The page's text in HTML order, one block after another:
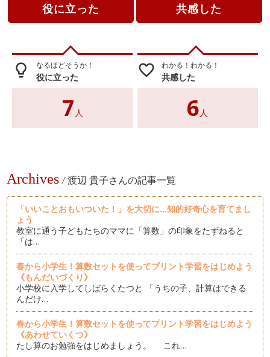
役に立った 共感した
lightbulb_outline なるほどそうか！
役に立った
7 人
favorite_border わかる！わかる！
共感した
6 人
Archives / 渡辺 貴子さんの記事一覧
「いいことおもいついた！」を大切に...知的好奇心を育てまし
ょう
教室に通う子どもたちのママに「算数」の印象をたずねると
「は…
春から小学生！算数セットを使ってプリント学習をはじめよう
《もんだいづくり》
小学校に入学してしばらくたつと 「うちの子、計算はできる
んだけ…
春から小学生！算数セットを使ってプリント学習をはじめよう
《あわせていくつ》
たし算のお勉強をはじめましょう。 これ…